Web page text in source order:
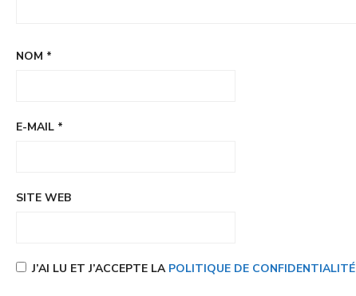
NOM *
E-MAIL *
SITE WEB
J’AI LU ET J’ACCEPTE LA POLITIQUE DE CONFIDENTIALITÉ